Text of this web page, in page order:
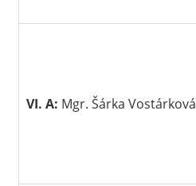
VI. A: Mgr. Šárka Vostárková